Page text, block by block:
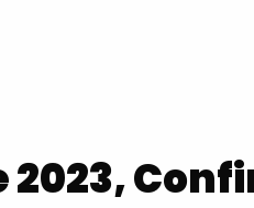
2023,